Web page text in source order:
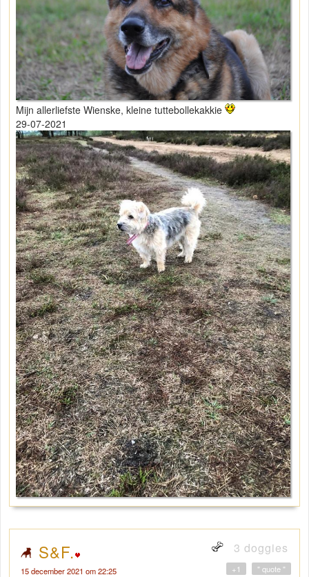
Mijn allerliefste Wienske, kleine tuttebollekakkie
29-07-2021
S&F. 3 doggies
15 december 2021 om 22:25 " quote "
+1